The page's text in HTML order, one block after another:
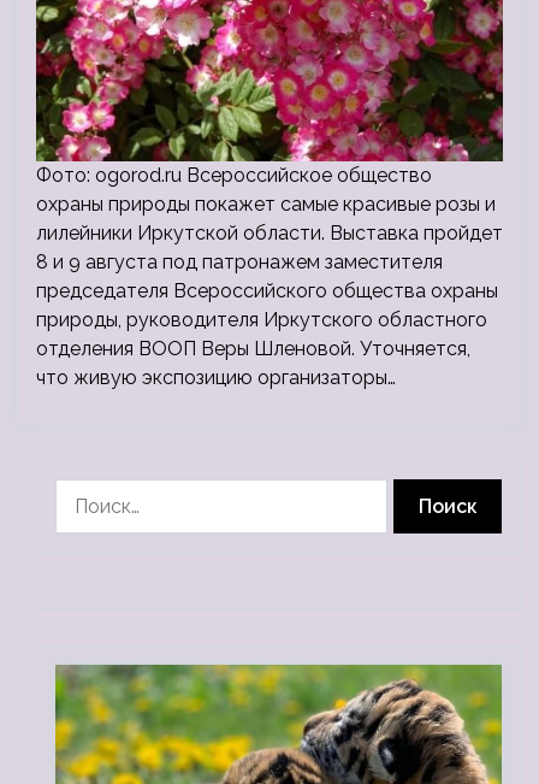
Фото: ogorod.ru Всероссийское общество
охраны природы покажет самые красивые розы и
лилейники Иркутской области. Выставка пройдет
8 и 9 августа под патронажем заместителя
председателя Всероссийского общества охраны
природы, руководителя Иркутского областного
отделения ВООП Веры Шленовой. Уточняется,
что живую экспозицию организаторы…